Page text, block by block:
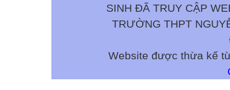
SINH ĐÃ TRUY CẬP
TRƯỜNG THPT
Website được thừa kế